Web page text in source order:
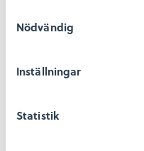
Nödvändig
Inställningar
Statistik